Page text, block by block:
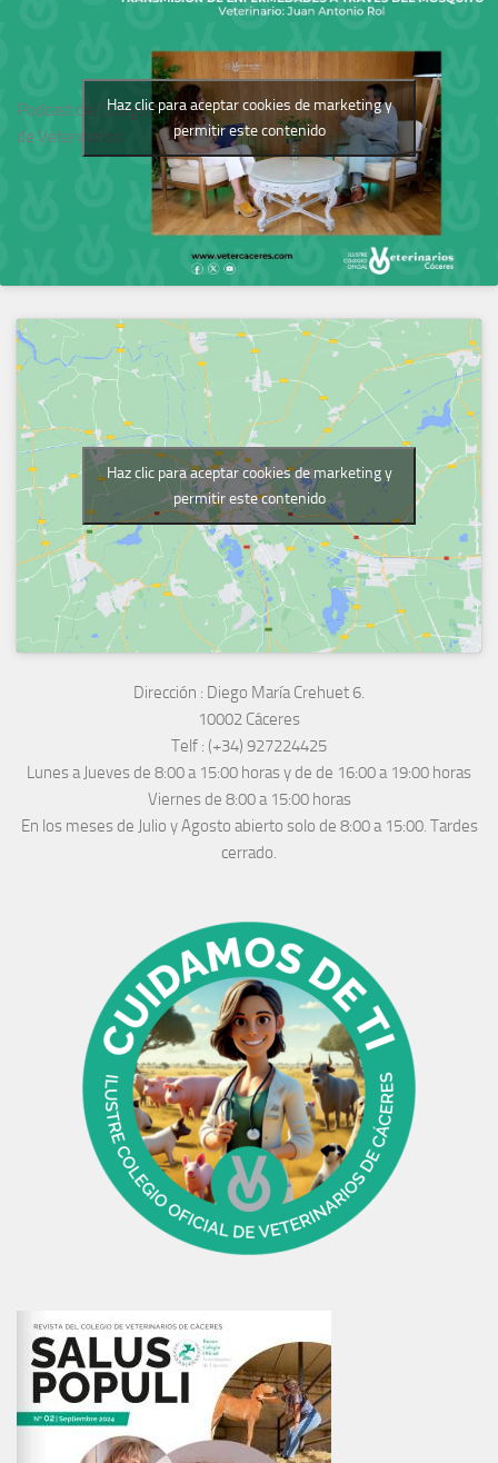
Podcast del Colegio
de Veterinarios
Haz clic para aceptar cookies de marketing y
permitir este contenido
Haz clic para aceptar cookies de marketing y
permitir este contenido
Dirección : Diego María Crehuet 6.
10002 Cáceres
Telf : (+34) 927224425
Lunes a Jueves de 8:00 a 15:00 horas y de de 16:00 a 19:00 horas
Viernes de 8:00 a 15:00 horas
En los meses de Julio y Agosto abierto solo de 8:00 a 15:00. Tardes
cerrado.